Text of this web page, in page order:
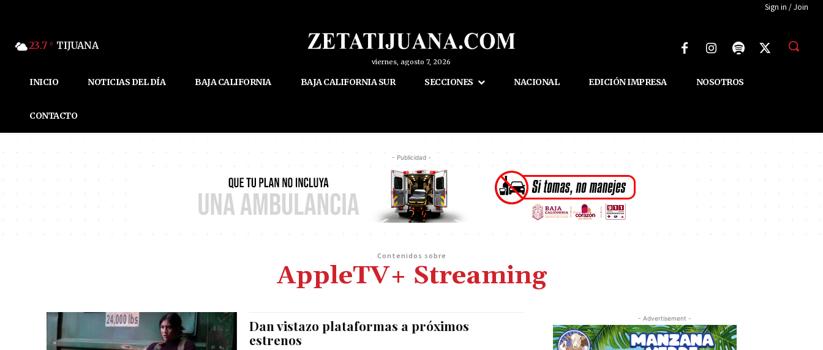
Sign in / Join
23.7 C TIJUANA
viernes, agosto 7, 2026
INICIO NOTICIAS DEL DÍA BAJA CALIFORNIA BAJA CALIFORNIA SUR SECCIONES NACIONAL EDICIÓN IMPRESA NOSOTROS
CONTACTO
- Publicidad -
Contenidos sobre
AppleTV+ Streaming
Dan vistazo plataformas a próximos
estrenos
- Advertisement -